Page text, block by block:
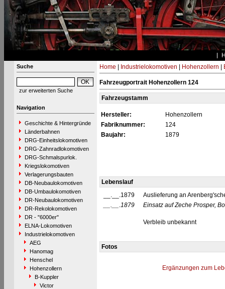
Suche
zur erweiterten Suche
Navigation
Geschichte & Hintergründe
Länderbahnen
DRG-Einheitslokomotiven
DRG-Zahnradlokomotiven
DRG-Schmalspurlok.
Kriegslokomotiven
Verlagerungsbauten
DB-Neubaulokomotiven
DB-Umbaulokomotiven
DR-Neubaulokomotiven
DR-Rekolokomotiven
DR - "6000er"
ELNA-Lokomotiven
Industrielokomotiven
AEG
Hanomag
Henschel
Hohenzollern
B-Kuppler
Victor
Home Industrielokomotiven Hohenzollern
Fahrzeugportrait Hohenzollern 124
Fahrzeugstamm
Hersteller:
Hohenzollern
Fabriknummer:
124
Baujahr:
1879
Lebenslauf
__.__.1879
Auslieferung an
__.__.1879
Einsatz auf Zeche Prosper,
Verbleib unbekannt
Fotos
Ergänzungen zum